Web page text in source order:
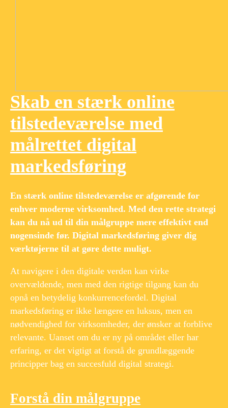
Skab en stærk online
tilstedeværelse med
målrettet digital
markedsføring
En stærk online tilstedeværelse er afgørende for
enhver moderne virksomhed. Med den rette strategi
kan du nå ud til din målgruppe mere effektivt end
nogensinde før. Digital markedsføring giver dig
værktøjerne til at gøre dette muligt.
At navigere i den digitale verden kan virke
overvældende, men med den rigtige tilgang kan du
opnå en betydelig konkurrencefordel. Digital
markedsføring er ikke længere en luksus, men en
nødvendighed for virksomheder, der ønsker at forblive
relevante. Uanset om du er ny på området eller har
erfaring, er det vigtigt at forstå de grundlæggende
principper bag en succesfuld digital strategi.
Forstå din målgruppe